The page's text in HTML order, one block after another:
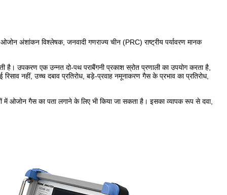
विश्लेषक, जनवादी गणराज्य चीन (PRC) राष्ट्रीय पर्यावरण मानक
है। उपकरण एक उन्नत दो-पथ पराबैंगनी प्रकाश स्रोत प्रणाली का उपयोग करता है,
नहीं, उच्च दबाव प्रतिरोध, बड़े-प्रवाह नमूनाकरण गैस के प्रभाव का प्रतिरोध,
में ओजोन गैस का पता लगाने के लिए भी किया जा सकता है। इसका व्यापक रूप से दवा,